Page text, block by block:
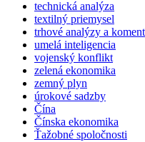
technická analýza
textilný priemysel
trhové analýzy a
umelá inteligencia
vojenský konflikt
zelená ekonomika
zemný plyn
úrokové sadzby
Čína
Čínska ekonomika
Ťažobné spoločnosti